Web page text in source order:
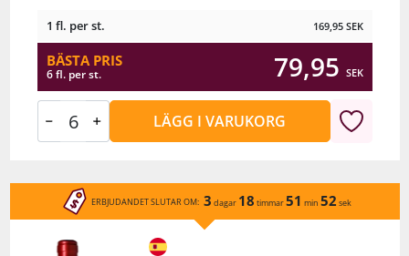
1 fl. per st. 169,95 SEK
BÄSTA PRIS
6 fl. per st. 79,95 SEK
LÄGG I VARUKORG
ERBJUDANDET SLUTAR OM: 3 dagar 18 timmar51 min 52 sek